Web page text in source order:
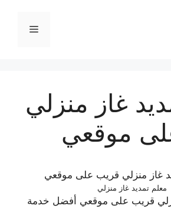
القائمة
غاز منزلي
موقعي
معلم تمديد غاز منزلي
قريب على موقعي أفضل خدمة